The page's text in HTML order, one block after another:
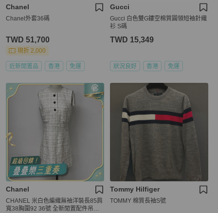
Chanel
Chanel外套36碼
TWD 51,700
現折 2,000
近新閒置品 香港 免運
Gucci
Gucci 白色雙G鏤空棉質圓領短袖針織
衫 S碼
TWD 15,349
狀況良好 香港 免運
Chanel
CHANEL 米白色編織無袖洋裝長85肩
寬38胸圍92 36號 全新閒置配件吊牌
Tommy Hilfiger
TOMMY 棉質長袖S號